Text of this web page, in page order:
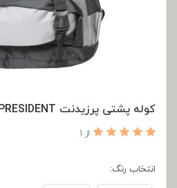
کوله پشتی پرزیدنت PRESIDENT مدل P3415-22
از 1
انتخاب رنگ: